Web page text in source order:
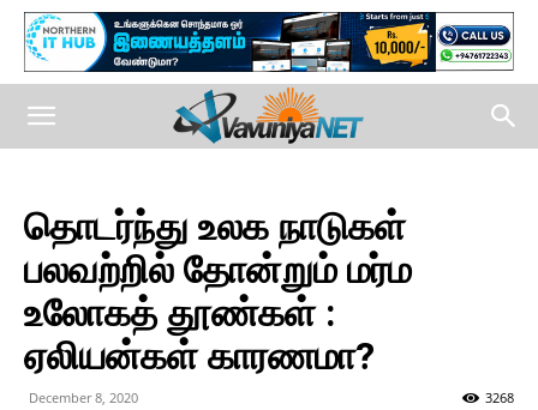
தொடர்ந்து உலக நாடுகள்
பலவற்றில் தோன்றும் மர்ம
உலோகத் தூண்கள் :
ஏலியன்கள் காரணமா?
December 8, 2020 3268